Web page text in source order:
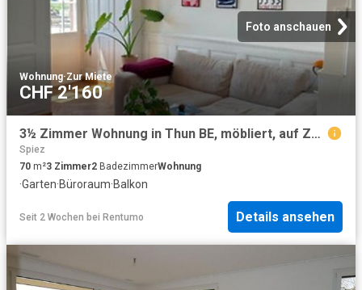
Foto anschauen
Wohnung·Zur Miete
CHF 2'160
3½ Zimmer Wohnung in Thun BE, möbliert, auf Zeit
Spiez
70 m²3 Zimmer2 BadezimmerWohnung
·Garten·Büroraum·Balkon
Seit 2 Wochen bei Rentumo Details ansehen